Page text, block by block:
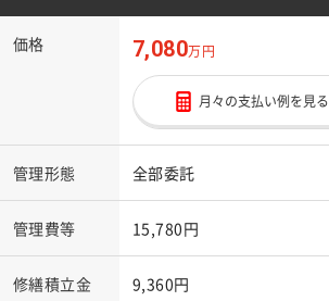
価格 7,080万円
月々の支払い例を見る
管理形態 全部委託
管理費等 15,780円
修繕積立金 9,360円